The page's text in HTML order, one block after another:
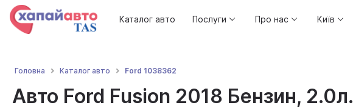
Каталог авто Послуги Про нас Київ
Головна Каталог авто Ford 1038362
Авто Ford Fusion 2018 Бензин, 2.0л.